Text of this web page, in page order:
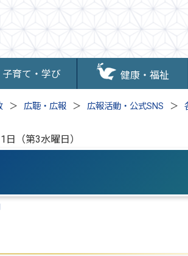
子育て・学び 健康・福祉
広聴・広報 広報活動・公式SNS
（第3水曜日）